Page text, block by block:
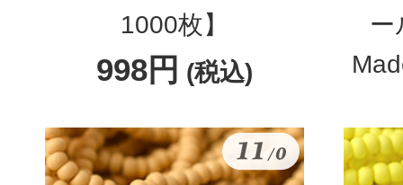
1000枚】
998円 (税込)
ー